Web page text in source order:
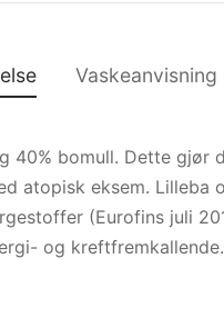
Vaskeanvisning
40% bomull. Dette gjør
atopisk eksem. Lilleba
(Eurofins juli
og